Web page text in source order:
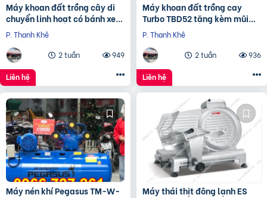
Máy khoan đất trồng cây di
chuyển linh hoạt có bánh xe
đẩy Turbo TBK68
P. Thanh Khê
2 tuần
949
Liên hệ
Máy khoan đất trồng cay
Turbo TBD52 tặng kèm mũi
khoan 150mm
P. Thanh Khê
2 tuần
936
Liên hệ
Máy nén khí Pegasus TM-W-
Máy thái thịt đông lạnh ES